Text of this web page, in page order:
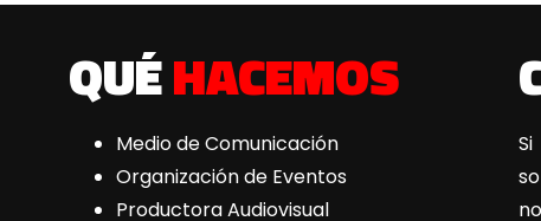
QUÉHACEMOS
Medio de Comunicación
Organización de Eventos
Productora Audiovisual